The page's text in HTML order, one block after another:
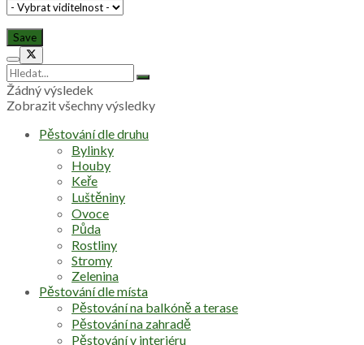
Žádný výsledek
Zobrazit všechny výsledky
Pěstování dle druhu
Bylinky
Houby
Keře
Luštěniny
Ovoce
Půda
Rostliny
Stromy
Zelenina
Pěstování dle místa
Pěstování na balkóně a terase
Pěstování na zahradě
Pěstování v interiéru